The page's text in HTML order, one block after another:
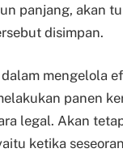
panjang, akan
disimpan.
mengelola
panen
legal. Akan
ketika